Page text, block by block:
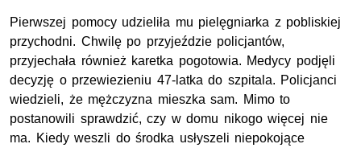
Pierwszej pomocy udzieliła mu pielęgniarka z pobliskiej
przychodni. Chwilę po przyjeździe policjantów,
przyjechała również karetka pogotowia. Medycy podjęli
decyzję o przewiezieniu 47-latka do szpitala. Policjanci
wiedzieli, że mężczyzna mieszka sam. Mimo to
postanowili sprawdzić, czy w domu nikogo więcej nie
ma. Kiedy weszli do środka usłyszeli niepokojące